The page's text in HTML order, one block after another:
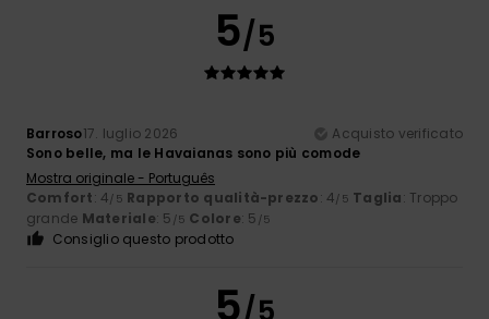
5/5
Barroso17. luglio 2026
Acquisto verificato
Sono belle, ma le Havaianas sono più comode
Mostra originale - Português
Comfort: 4/5 Rapporto qualità-prezzo: 4/5 Taglia: Troppo
grande Materiale: 5 /5 Colore: 5 /5
Consiglio questo prodotto
5